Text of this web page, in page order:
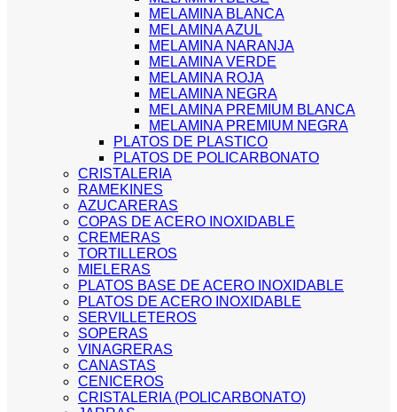
MELAMINA BLANCA
MELAMINA AZUL
MELAMINA NARANJA
MELAMINA VERDE
MELAMINA ROJA
MELAMINA NEGRA
MELAMINA PREMIUM BLANCA
MELAMINA PREMIUM NEGRA
PLATOS DE PLASTICO
PLATOS DE POLICARBONATO
CRISTALERIA
RAMEKINES
AZUCARERAS
COPAS DE ACERO INOXIDABLE
CREMERAS
TORTILLEROS
MIELERAS
PLATOS BASE DE ACERO INOXIDABLE
PLATOS DE ACERO INOXIDABLE
SERVILLETEROS
SOPERAS
VINAGRERAS
CANASTAS
CENICEROS
CRISTALERIA (POLICARBONATO)